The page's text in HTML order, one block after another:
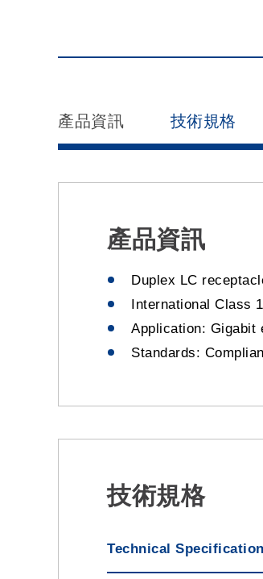
產品資訊 技術規格
產品資訊
Duplex LC
International Class
Application: Gigabit
Standards:
技術規格
Technical Specification